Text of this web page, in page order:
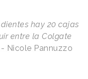
hay 20 cajas
entre la Colgate
- Nicole Pannuzzo